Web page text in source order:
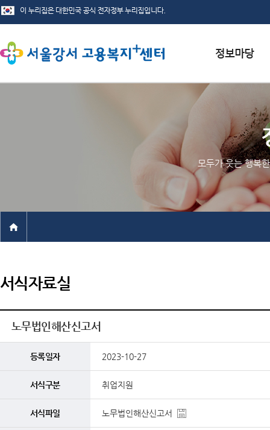
채용정보
인재정보
관련사이트
모두가 웃는 행복
서식자료실
노무법인해산신고서
등록일자 2023-10-27
서식구분 취업지원
서식파일 노무법인해산신고서